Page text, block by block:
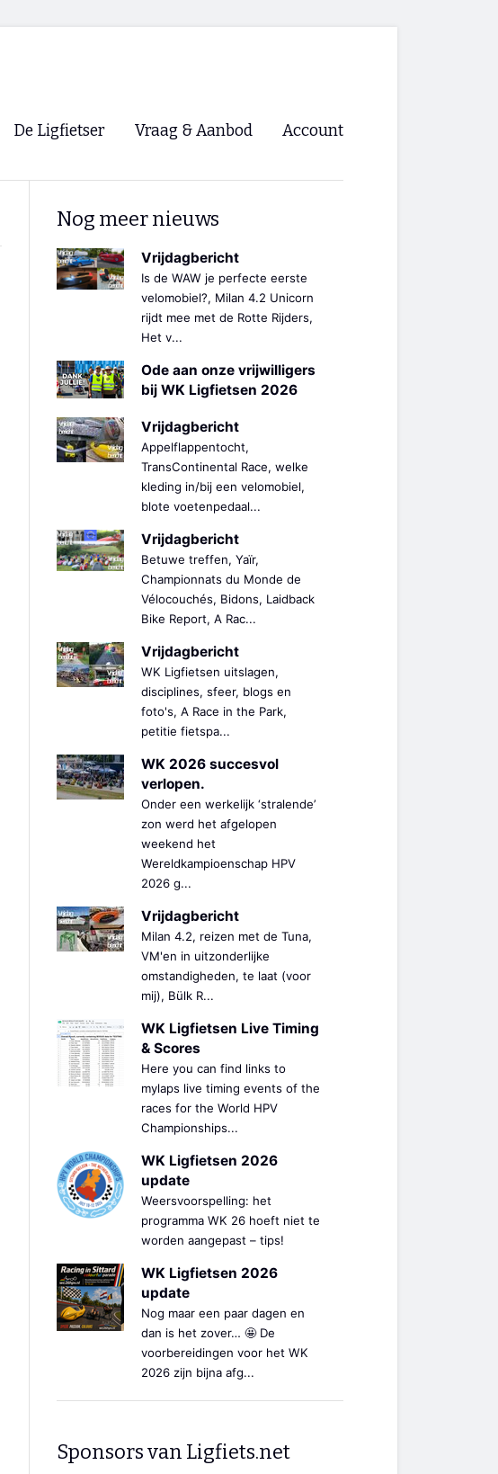
De Ligfietser
NVHPV
Fietsverenigingen
Forum ligfietsers.nl 🡺
Vraag & Aanbod Account
Nog meer nieuws
Vrijdagbericht
Is de WAW je perfecte eerste
velomobiel?, Milan 4.2 Unicorn
rijdt mee met de Rotte Rijders,
Het v...
Ode aan onze vrijwilligers
bij WK Ligfietsen 2026
Vrijdagbericht
Appelflappentocht,
TransContinental Race, welke
kleding in/bij een velomobiel,
blote voetenpedaal...
Vrijdagbericht
Betuwe treffen, Yaïr,
Championnats du Monde de
Vélocouchés, Bidons, Laidback
Bike Report, A Rac...
Vrijdagbericht
WK Ligfietsen uitslagen,
disciplines, sfeer, blogs en
foto's, A Race in the Park,
petitie fietspa...
WK 2026 succesvol
verlopen.
Onder een werkelijk ‘stralende’
zon werd het afgelopen
weekend het
Wereldkampioenschap HPV
2026 g...
Vrijdagbericht
Milan 4.2, reizen met de Tuna,
VM'en in uitzonderlijke
omstandigheden, te laat (voor
mij), Bülk R...
WK Ligfietsen Live Timing
& Scores
Here you can find links to
mylaps live timing events of the
races for the World HPV
Championships...
WK Ligfietsen 2026
update
Weersvoorspelling: het
programma WK 26 hoeft niet te
worden aangepast – tips!
WK Ligfietsen 2026
update
Nog maar een paar dagen en
dan is het zover… 🤩 De
voorbereidingen voor het WK
2026 zijn bijna afg...
Sponsors van Ligfiets.net